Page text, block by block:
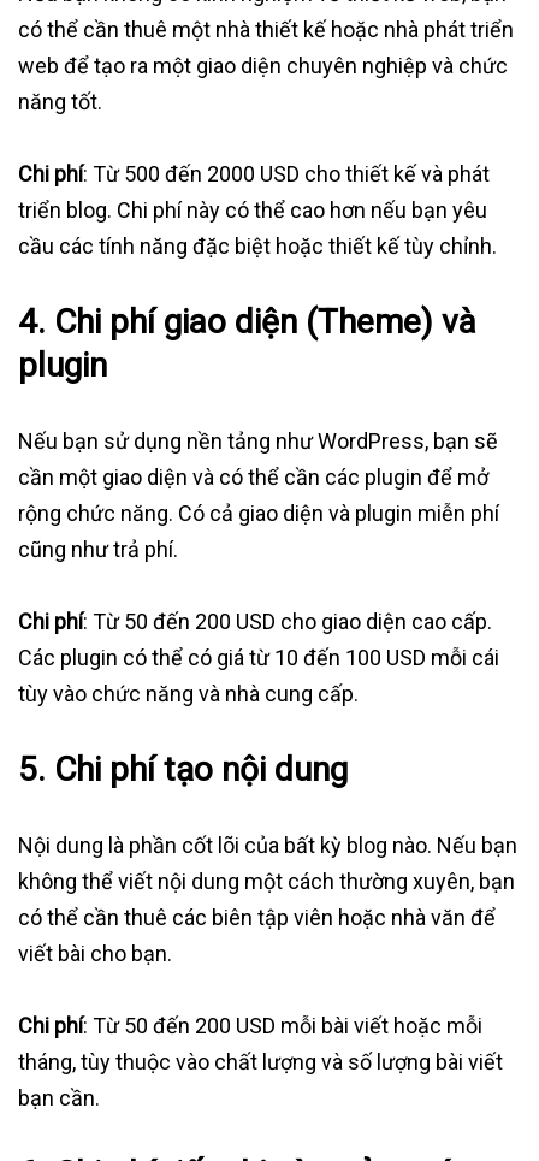
có thể cần thuê một nhà thiết kế hoặc nhà phát triển
web để tạo ra một giao diện chuyên nghiệp và chức
năng tốt.
Chi phí: Từ 500 đến 2000 USD cho thiết kế và phát
triển blog. Chi phí này có thể cao hơn nếu bạn yêu
cầu các tính năng đặc biệt hoặc thiết kế tùy chỉnh.
4. Chi phí giao diện (Theme) và
plugin
Nếu bạn sử dụng nền tảng như WordPress, bạn sẽ
cần một giao diện và có thể cần các plugin để mở
rộng chức năng. Có cả giao diện và plugin miễn phí
cũng như trả phí.
Chi phí: Từ 50 đến 200 USD cho giao diện cao cấp.
Các plugin có thể có giá từ 10 đến 100 USD mỗi cái
tùy vào chức năng và nhà cung cấp.
5. Chi phí tạo nội dung
Nội dung là phần cốt lõi của bất kỳ blog nào. Nếu bạn
không thể viết nội dung một cách thường xuyên, bạn
có thể cần thuê các biên tập viên hoặc nhà văn để
viết bài cho bạn.
Chi phí: Từ 50 đến 200 USD mỗi bài viết hoặc mỗi
tháng, tùy thuộc vào chất lượng và số lượng bài viết
bạn cần.